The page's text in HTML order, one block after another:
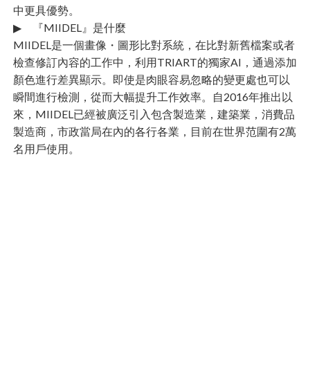
中更具優勢。
▶︎ 『MIIDEL』是什麼
MIIDEL是一個畫像・圖形比對系統，在比對新舊檔案或者
檢查修訂內容的工作中，利用TRIART的獨家AI，通過添加
顏色進行差異顯示。即使是肉眼容易忽略的變更處也可以
瞬間進行檢測，從而大幅提升工作效率。自2016年推出以
來，MIIDEL已經被廣泛引入包含製造業，建築業，消費品
製造商，市政當局在內的各行各業，目前在世界范圍有2萬
名用戶使用。